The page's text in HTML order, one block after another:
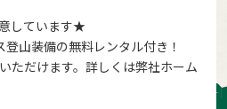
しています★
山装備の無料レンタル付き！
ただけます。詳しくは弊社ホーム